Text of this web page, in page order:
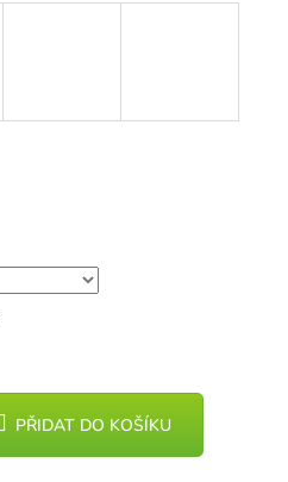
PŘIDAT DO KOŠÍKU